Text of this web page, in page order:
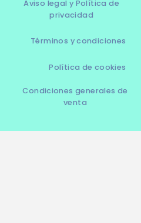
Aviso legal y Política de
privacidad
Términos y condiciones
Política de cookies
Condiciones generales de
venta